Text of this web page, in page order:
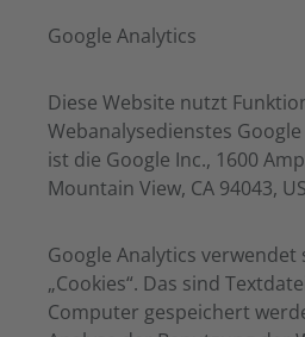
Google Analytics
Diese Website nutzt
Webanalysedienstes
ist die Google Inc., 1600
Mountain View, CA 94043,
Google Analytics verwendet
„Cookies“. Das sind
Computer gespeichert